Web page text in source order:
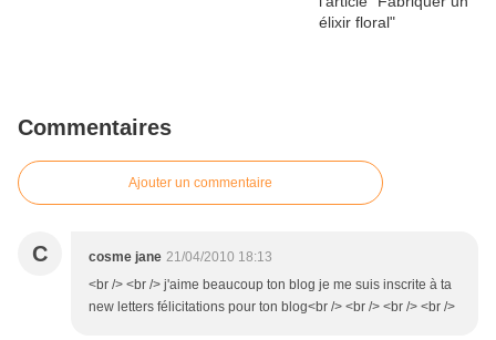
Commentaires
Ajouter un commentaire
C cosme jane 21/04/2010 18:13
<br /> <br /> j'aime beaucoup ton blog je me suis inscrite à ta
new letters félicitations pour ton blog<br /> <br /> <br /> <br />